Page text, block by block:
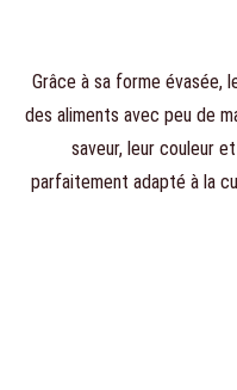
Grâce à sa forme évasée,
des aliments avec peu de
saveur, leur couleur
parfaitement adapté à la